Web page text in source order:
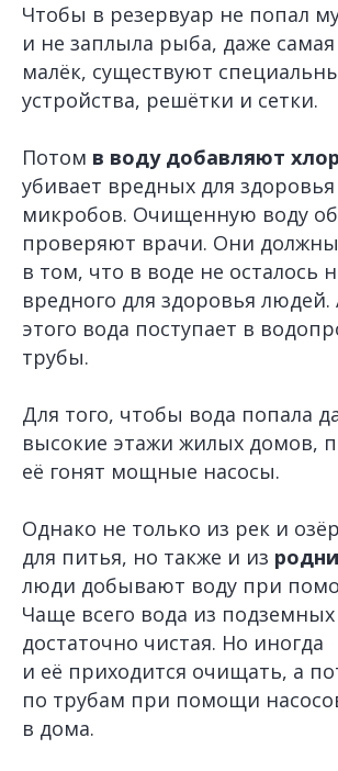
Чтобы в резервуар не попал
и не заплыла рыба, даже
малёк, существуют
устройства, решётки и сетки.
Потом в воду добавляют хлор
убивает вредных для здоровья
микробов. Очищенную воду
проверяют врачи. Они должны
в том, что в воде не осталось
вредного для здоровья людей.
этого вода поступает в
трубы.
Для того, чтобы вода попала
высокие этажи жилых домов,
её гонят мощные насосы.
Однако не только из рек и
для питья, но также и из
люди добывают воду при
Чаще всего вода из
достаточно чистая. Но иногда
и её приходится очищать, а
по трубам при помощи
в дома.